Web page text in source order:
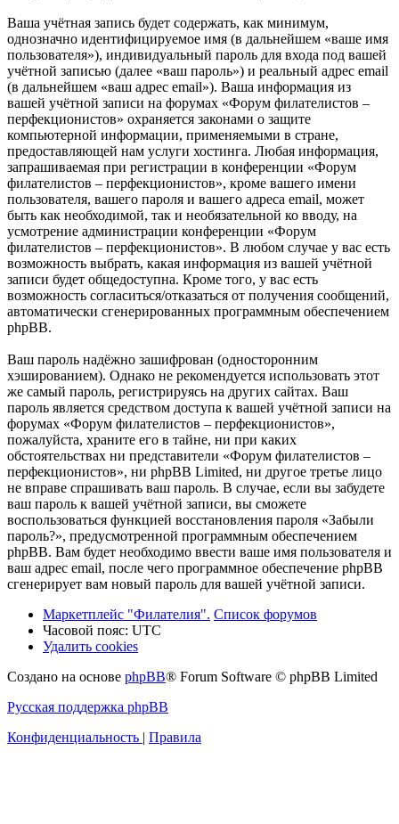
Ваша учётная запись будет содержать, как минимум,
однозначно идентифицируемое имя (в дальнейшем «ваше имя
пользователя»), индивидуальный пароль для входа под вашей
учётной записью (далее «ваш пароль») и реальный адрес email
(в дальнейшем «ваш адрес email»). Ваша информация из
вашей учётной записи на форумах «Форум филателистов –
перфекционистов» охраняется законами о защите
компьютерной информации, применяемыми в стране,
предоставляющей нам услуги хостинга. Любая информация,
запрашиваемая при регистрации в конференции «Форум
филателистов – перфекционистов», кроме вашего имени
пользователя, вашего пароля и вашего адреса email, может
быть как необходимой, так и необязательной ко вводу, на
усмотрение администрации конференции «Форум
филателистов – перфекционистов». В любом случае у вас есть
возможность выбрать, какая информация из вашей учётной
записи будет общедоступна. Кроме того, у вас есть
возможность согласиться/отказаться от получения сообщений,
автоматически сгенерированных программным обеспечением
phpBB.
Ваш пароль надёжно зашифрован (односторонним
хэшированием). Однако не рекомендуется использовать этот
же самый пароль, регистрируясь на других сайтах. Ваш
пароль является средством доступа к вашей учётной записи на
форумах «Форум филателистов – перфекционистов»,
пожалуйста, храните его в тайне, ни при каких
обстоятельствах ни представители «Форум филателистов –
перфекционистов», ни phpBB Limited, ни другое третье лицо
не вправе спрашивать ваш пароль. В случае, если вы забудете
ваш пароль к вашей учётной записи, вы сможете
воспользоваться функцией восстановления пароля «Забыли
пароль?», предусмотренной программным обеспечением
phpBB. Вам будет необходимо ввести ваше имя пользователя и
ваш адрес email, после чего программное обеспечение phpBB
сгенерирует вам новый пароль для вашей учётной записи.
Маркетплейс "Филателия". Список форумов
Часовой пояс: UTC
Удалить cookies
Создано на основе phpBB® Forum Software © phpBB Limited
Русская поддержка phpBB
Конфиденциальность | Правила